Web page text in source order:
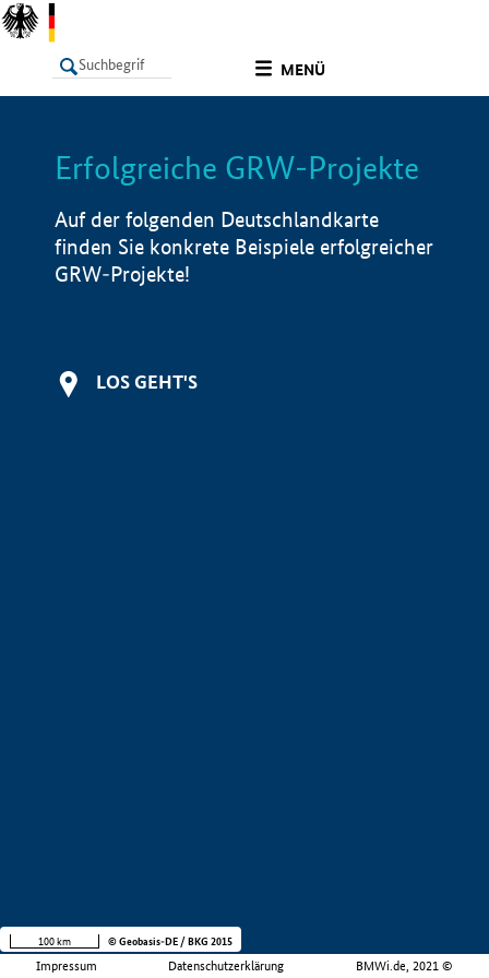
MENÜ
LISTE Info
Erfolgreiche GRW-Projekte
Auf der folgenden Deutschlandkarte
finden Sie konkrete Beispiele erfolgreicher
GRW-Projekte!
LOS GEHT'S
Impressum Datenschutzerklärung BMWi.de, 2021 ©
100 km © Geobasis-DE / BKG 2015